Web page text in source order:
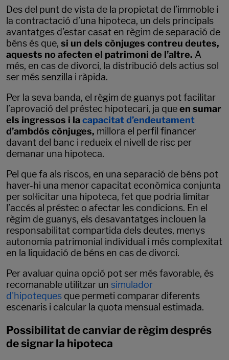
Des del punt de vista de la propietat de l’immoble i
la contractació d’una hipoteca, un dels principals
avantatges d’estar casat en règim de separació de
béns és que, si un dels cònjuges contreu deutes,
aquests no afecten el patrimoni de l’altre. A
més, en cas de divorci, la distribució dels actius sol
ser més senzilla i ràpida.
Per la seva banda, el règim de guanys pot facilitar
l’aprovació del préstec hipotecari, ja queen sumar
els ingressos i la capacitat d’endeutament
d’ambdós cònjuges, millora el perfil financer
davant del banc i redueix el nivell de risc per
demanar una hipoteca.
Pel que fa als riscos, en una separació de béns pot
haver-hi una menor capacitat econòmica conjunta
per sol·licitar una hipoteca, fet que podria limitar
l’accés al préstec o afectar les condicions. En el
règim de guanys, els desavantatges inclouen la
responsabilitat compartida dels deutes, menys
autonomia patrimonial individual i més complexitat
en la liquidació de béns en cas de divorci.
Per avaluar quina opció pot ser més favorable, és
recomanable utilitzar un simulador
d'hipoteques que permeti comparar diferents
escenaris i calcular la quota mensual estimada.
Possibilitat de canviar de règim després
de signar la hipoteca